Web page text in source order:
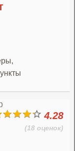
4.28
(18 оценок)